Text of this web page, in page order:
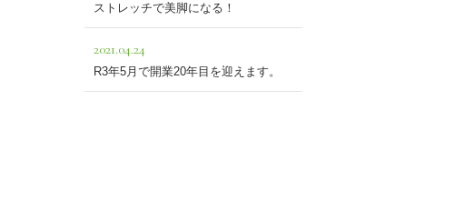
ストレッチで美脚になる！
2021.04.24
R3年5月で開業20年目を迎えます。